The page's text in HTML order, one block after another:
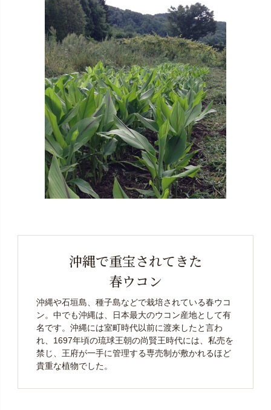
沖縄で重宝されてきた
春ウコン
沖縄や石垣島、種子島などで栽培されている春ウコ
ン。中でも沖縄は、日本最大のウコン産地として有
名です。沖縄には室町時代以前に渡来したと言わ
れ、1697年頃の琉球王朝の尚賢王時代には、私売を
禁じ、王府が一手に管理する専売制が敷かれるほど
貴重な植物でした。